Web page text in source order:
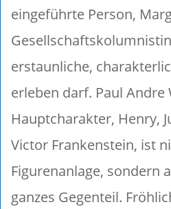
eingeführte Person,
erstaunliche,
erleben darf. Paul Andre
Hauptcharakter, Henry,
Victor Frankenstein, ist
Figurenanlage, sondern
ganzes Gegenteil.